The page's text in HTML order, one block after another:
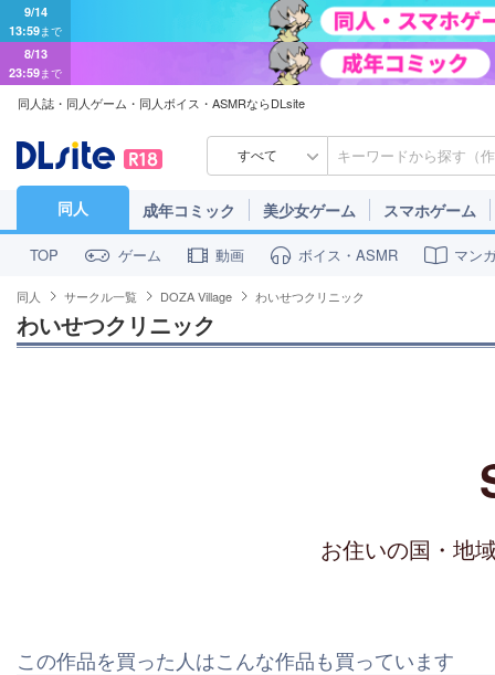
13:59まで
8/13
23:59まで
同人誌・同人ゲーム・同人ボイス・ASMRならDLsite
すべて
同人 成年コミック 美少女ゲーム スマホゲーム
TOP ゲーム 動画 ボイス・ASMR マン
同人 サークル一覧 DOZA Village わいせつクリニック
わいせつクリニック
お住いの国・地
この作品を買った人はこんな作品も買っています